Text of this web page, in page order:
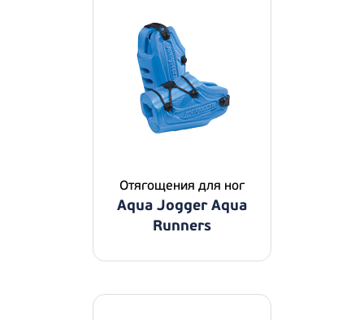
Отягощения для ног
Aqua Jogger Aqua
Runners